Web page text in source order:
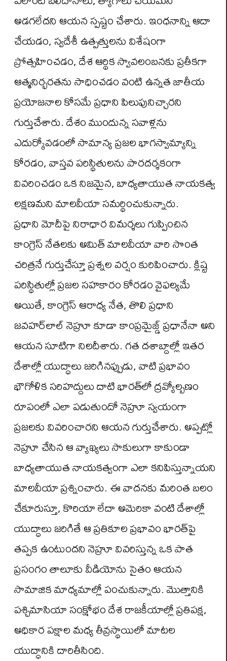
అడగలేదని ఆయన స్పష్టం చేశారు. ఇంధనాన్ని ఆదా
చేయడం, స్వదేశీ ఉత్పత్తులను విశేషంగా
ప్రోత్సహించడం, దేశ ఆర్థిక స్వావలంబనకు ప్రతీకగా
ఆత్మనిర్భరతను సాధించడం వంటి ఉన్నత జాతీయ
ప్రయోజనాల కోసమే ప్రధాని పిలుపునిచ్చారని
గుర్తుచేశారు. దేశం ముందున్న సవాళ్లను
ఎదుర్కోవడంలో సామాన్య ప్రజల భాగస్వామ్యాన్ని
కోరడం, వాస్తవ పరిస్థితులను పారదర్శకంగా
వివరించడం ఒక నిజమైన, బాధ్యతాయుత నాయకత్వ
లక్షణమని మాలవీయా సమర్థించుకున్నారు.
ప్రధాని మోదీపై నిరాధార విమర్శలు గుప్పించిన
కాంగ్రెస్ నేతలకు అమిత్ మాలవీయా వారి సొంత
చరిత్రనే గుర్తుచేస్తూ ప్రశ్నల వర్షం కురిపించారు. క్లిష్ట
పరిస్థితుల్లో ప్రజల సహకారం కోరడం వైఫల్యమే
అయితే, కాంగ్రెస్ ఆరాధ్య నేత, తొలి ప్రధాని
జవహర్‌లాల్ నెహ్రూ కూడా కాంప్రమైజ్డ్ ప్రధానేనా అని
ఆయన సూటిగా నిలదీశారు. గత దశాబ్దాల్లో ఇతర
దేశాల్లో యుద్ధాలు జరిగినప్పుడు, వాటి ప్రభావం
భౌగోళిక సరిహద్దులు దాటి భారత్‌లో ద్రవ్యోల్బణం
రూపంలో ఎలా పడుతుందో నెహ్రూ స్వయంగా
ప్రజలకు వివరించారని ఆయన గుర్తుచేశారు. అప్పట్లో
నెహ్రూ చేసిన ఆ వ్యాఖ్యలు సాకులుగా కాకుండా
బాధ్యతాయుత నాయకత్వంగా ఎలా కనిపిస్తున్నాయని
మాలవీయా ప్రశ్నించారు. ఈ వాదనకు మరింత బలం
చేకూరుస్తూ, కొరియా లేదా అమెరికా వంటి దేశాల్లో
యుద్ధాలు జరిగితే ఆ ప్రతికూల ప్రభావం భారత్‌పై
తప్పక ఉంటుందని నెహ్రూ వివరిస్తున్న ఒక పాత
ప్రసంగం తాలూకు వీడియోను సైతం ఆయన
సామాజిక మాధ్యమాల్లో పంచుకున్నారు. మొత్తానికి
పశ్చిమాసియా సంక్షోభం దేశ రాజకీయాల్లో ప్రతిపక్ష,
అధికార పక్షాల మధ్య తీవ్రస్థాయిలో మాటల
యుద్ధానికి దారితీసింది.